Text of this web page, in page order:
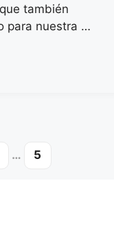
también
para nuestra …
… Página
5